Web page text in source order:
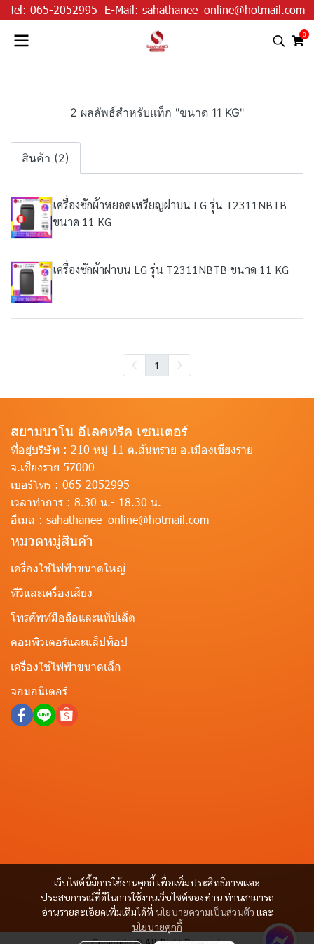
Tel: 065-2052995 E-Mail: sahathanee_online@hotmail.com
0
2 ผลลัพธ์สำหรับแท็ก "ขนาด 11 KG"
สินค้า (2)
เครื่องซักผ้าหยอดเหรียญฝาบน LG รุ่น T2311NBTB
ขนาด 11 KG
เครื่องซักผ้าฝาบน LG รุ่น T2311NBTB ขนาด 11 KG
1
เว็บไซต์นี้มีการใช้งานคุกกี้ เพื่อเพิ่มประสิทธิภาพและ
ประสบการณ์ที่ดีในการใช้งานเว็บไซต์ของท่าน ท่านสามารถ
อ่านรายละเอียดเพิ่มเติมได้ที่ นโยบายความเป็นส่วนตัว และ
นโยบายคุกกี้
สยามนาโน อีเลคทริค เซนเตอร์
ที่อยู่บริษัท : 210 หมู่ 11 ต.สันทราย อ.เมืองเชียงราย
จ.เชียงราย 57000
เบอร์โทร : 065-2052995
เวลาทำการ : 8.30 น.- 18.30 น.
อีเมล : sahathanee_online@hotmail.com
หมวดหมู่สินค้า
เครื่องใช้ไฟฟ้าขนาดใหญ่
ทีวีและเครื่องเสียง
โทรศัพท์มือถือและแท็ปเล็ต
คอมพิวเตอร์และแล็ปท็อป
เครื่องใช้ไฟฟ้าขนาดเล็ก
จอมอนิเตอร์